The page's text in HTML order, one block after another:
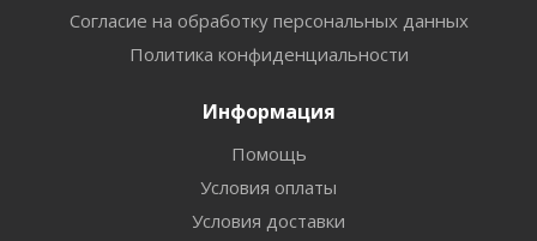
Согласие на обработку персональных данных
Политика конфиденциальности
Информация
Помощь
Условия оплаты
Условия доставки